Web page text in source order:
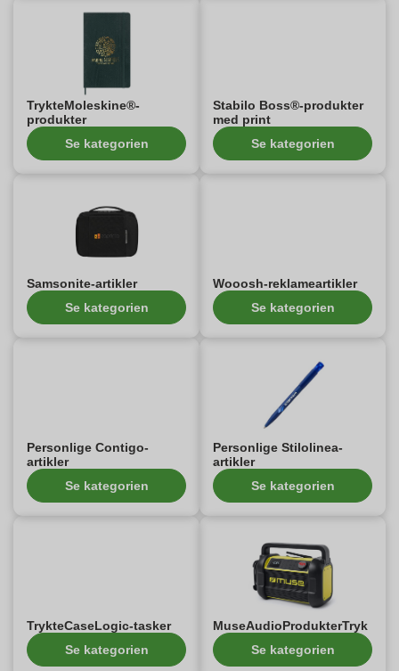
TrykteMoleskine®-
produkter
Se kategorien
Stabilo Boss®-produkter
med print
Se kategorien
Samsonite-artikler
Se kategorien
Wooosh-reklameartikler
Se kategorien
Personlige Contigo-
artikler
Se kategorien
Personlige Stilolinea-
artikler
Se kategorien
TrykteCaseLogic-tasker
Se kategorien
MuseAudioProdukterTryk
Se kategorien